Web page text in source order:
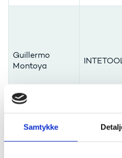
Samtykke
Guillermo
Montoya